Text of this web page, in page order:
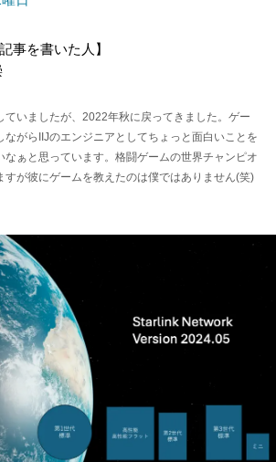
事を書いた人】
ていましたが、2022年秋に戻ってきました。ゲー
ながらIIJのエンジニアとしてちょっと面白いことを
なぁと思っています。格闘ゲームの世界チャンピオ
すが彼にゲームを教えたのは僕ではありません(笑)